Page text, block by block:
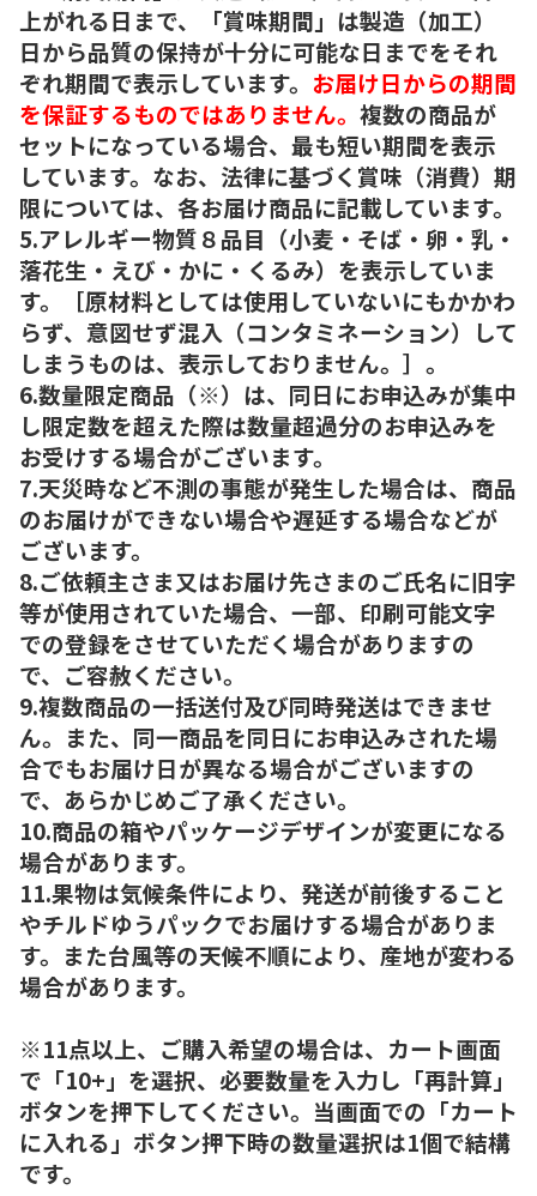
上がれる日まで、「賞味期間」は製造（加工）
日から品質の保持が十分に可能な日までをそれ
ぞれ期間で表示しています。 お届け日からの期間
を保証するものではありません。 複数の商品が
セットになっている場合、最も短い期間を表示
しています。なお、法律に基づく賞味（消費）期
限については、各お届け商品に記載しています。
5.アレルギー物質８品目（小麦・そば・卵・乳・
落花生・えび・かに・くるみ）を表示していま
す。［原材料としては使用していないにもかかわ
らず、意図せず混入（コンタミネーション）して
しまうものは、表示しておりません。］。
6.数量限定商品（※）は、同日にお申込みが集中
し限定数を超えた際は数量超過分のお申込みを
お受けする場合がございます。
7.天災時など不測の事態が発生した場合は、商品
のお届けができない場合や遅延する場合などが
ございます。
8.ご依頼主さま又はお届け先さまのご氏名に旧字
等が使用されていた場合、一部、印刷可能文字
での登録をさせていただく場合がありますの
で、ご容赦ください。
9.複数商品の一括送付及び同時発送はできませ
ん。また、同一商品を同日にお申込みされた場
合でもお届け日が異なる場合がございますの
で、あらかじめご了承ください。
10.商品の箱やパッケージデザインが変更になる
場合があります。
11.果物は気候条件により、発送が前後すること
やチルドゆうパックでお届けする場合がありま
す。また台風等の天候不順により、産地が変わる
場合があります。
※11点以上、ご購入希望の場合は、カート画面
で「10+」を選択、必要数量を入力し「再計算」
ボタンを押下してください。当画面での「カート
に入れる」ボタン押下時の数量選択は1個で結構
です。